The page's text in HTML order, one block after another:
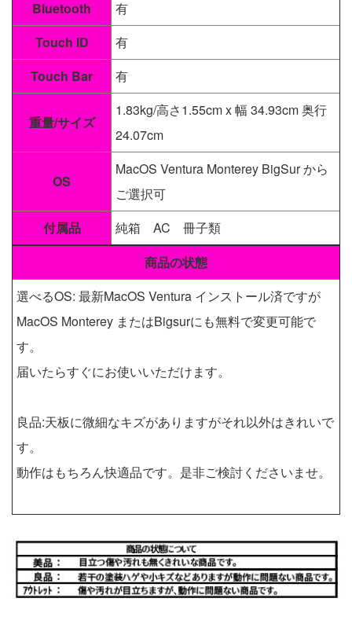
Bluetooth
有
Touch ID
有
Touch Bar
有
重量/サイズ
1.83kg/高さ1.55cm x 幅 34.93cm 奥行
24.07cm
OS
MacOS Ventura Monterey BigSur から
ご選択可
付属品
純箱 AC 冊子類
商品の状態
選べるOS: 最新MacOS Ventura インストール済ですが
MacOS Monterey またはBigsurにも無料で変更可能で
す。
届いたらすぐにお使いいただけます。
良品:天板に微細なキズがありますがそれ以外はきれいで
す。
動作はもちろん快適品です。是非ご検討くださいませ。